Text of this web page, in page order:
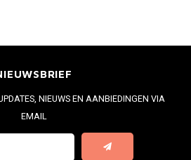
NIEUWS EN AANBIEDINGEN VIA
EMAIL